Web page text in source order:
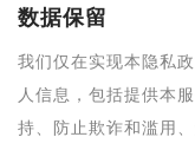
数据保留
我们仅在实现本隐私
人信息，包括提供本
持、防止欺诈和滥用